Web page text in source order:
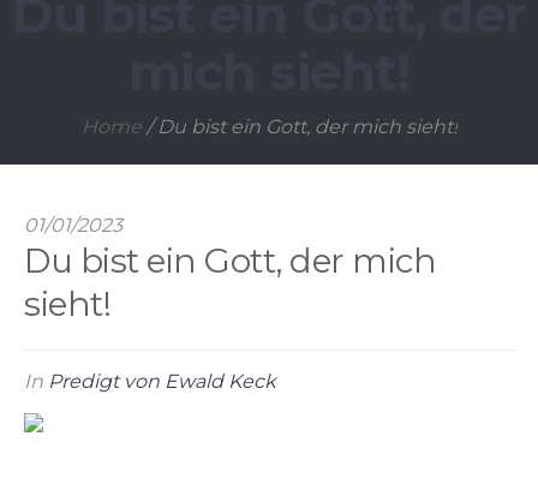
Home /Du bist ein Gott, der mich sieht!
01/01/2023
Du bist ein Gott, der mich
sieht!
In Predigt von Ewald Keck